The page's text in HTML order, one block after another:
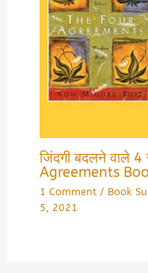
जिंदगी बदलने वाले
Agreements
1 Comment / Book
5, 2021